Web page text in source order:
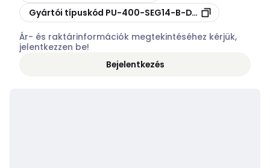
Másolás
Gyártói típuskód PU-400-SEG14-B-DVG/US/ /W
Ár- és raktárinformációk megtekintéséhez kérjük,
jelentkezzen be!
Bejelentkezés